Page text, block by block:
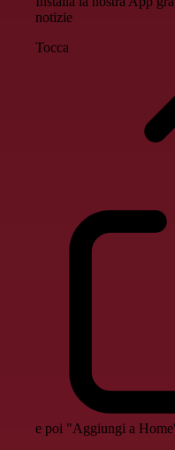
notizie
Tocca
e poi "Aggiungi a